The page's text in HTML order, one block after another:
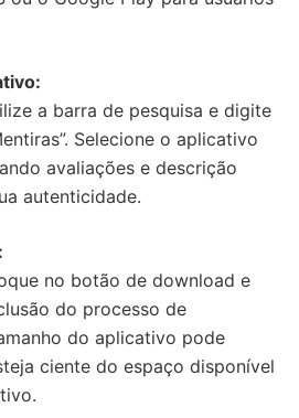
a barra de pesquisa e digite
Selecione o aplicativo
avaliações e descrição
autenticidade.
no botão de download e
do processo de
do aplicativo pode
ciente do espaço disponível